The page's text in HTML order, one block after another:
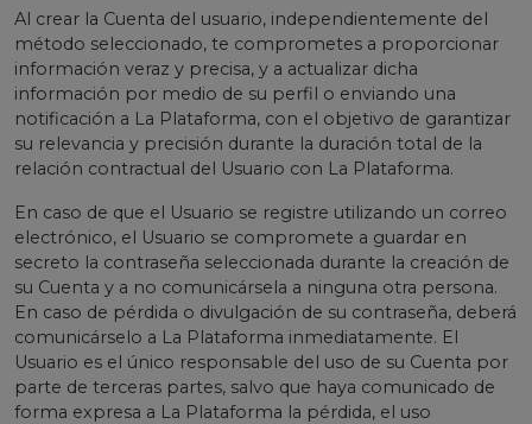
Al crear la Cuenta del usuario, independientemente del
método seleccionado, te comprometes a proporcionar
información veraz y precisa, y a actualizar dicha
información por medio de su perfil o enviando una
notificación a La Plataforma, con el objetivo de garantizar
su relevancia y precisión durante la duración total de la
relación contractual del Usuario con La Plataforma.
En caso de que el Usuario se registre utilizando un correo
electrónico, el Usuario se compromete a guardar en
secreto la contraseña seleccionada durante la creación de
su Cuenta y a no comunicársela a ninguna otra persona.
En caso de pérdida o divulgación de su contraseña, deberá
comunicárselo a La Plataforma inmediatamente. El
Usuario es el único responsable del uso de su Cuenta por
parte de terceras partes, salvo que haya comunicado de
forma expresa a La Plataforma la pérdida, el uso